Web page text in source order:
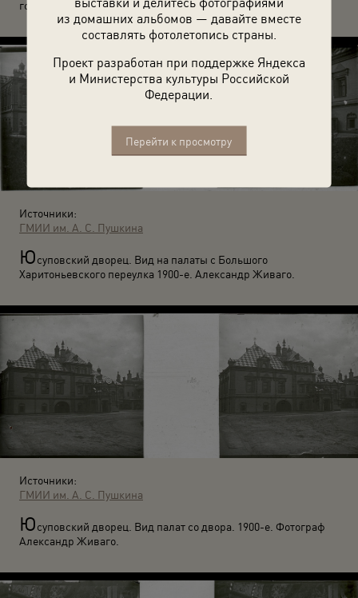
из домашних альбомов — давайте вместе
составлять фотолетопись страны.
Проект разработан при поддержке Яндекса
и Министерства культуры Российской
Федерации.
Перейти к просмотру
годы. Фотограф Борис Востряков.
Источники:
ГМИИ им. А. С. Пушкина
Юсуповский дворец. Вид на палаты с Большого
Харитоньевского переулка 1900-е. Александр Живаго.
Источники:
ГМИИ им. А. С. Пушкина
Юсуповский дворец. Вид палат со двора. 1900-е. Фотограф
Александр Живаго.